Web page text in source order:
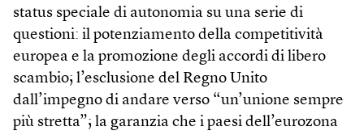
status speciale di autonomia su una serie di
questioni: il potenziamento della competitività
europea e la promozione degli accordi di libero
scambio; l’esclusione del Regno Unito
dall’impegno di andare verso “un’unione sempre
più stretta”; la garanzia che i paesi dell’eurozona